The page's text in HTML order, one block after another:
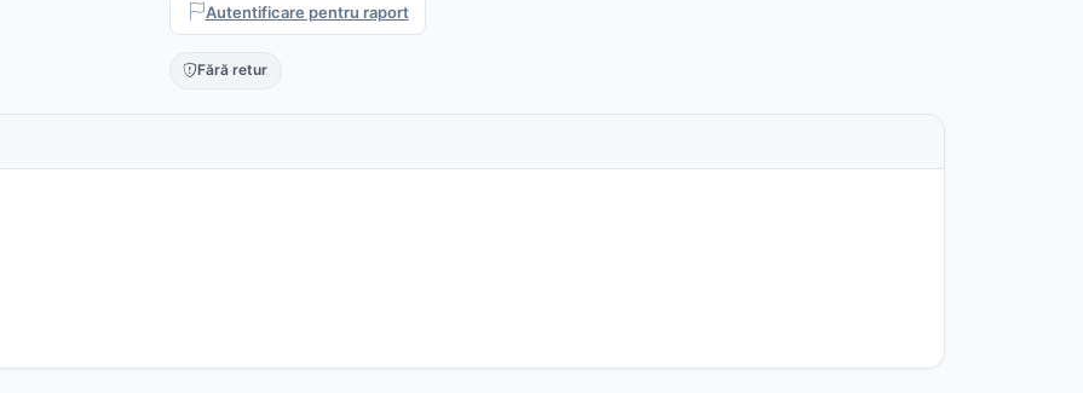
Autentificare pentru raport
Fără retur